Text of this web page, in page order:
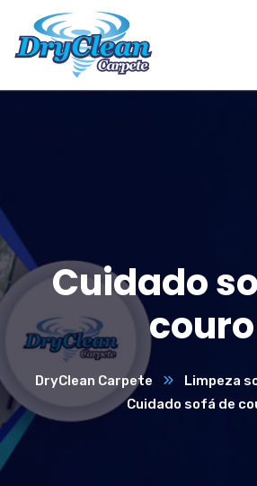
Cuidado
couro
DryClean Carpete
Limpeza
Cuidado sofá de